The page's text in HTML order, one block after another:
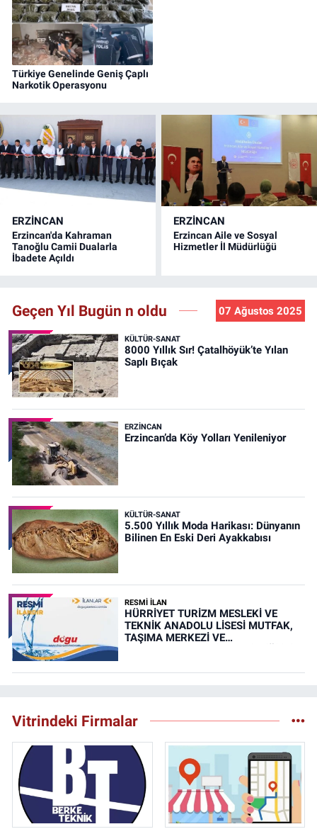
Türkiye Genelinde Geniş Çaplı
Narkotik Operasyonu
ERZINCAN
Erzincan'da Kahraman
Tanoğlu Camii Dualarla
İbadete Açıldı
ERZINCAN
Erzincan Aile ve Sosyal
Hizmetler İl Müdürlüğü
Geçen Yıl Bugün n oldu 07 Ağustos 2025
KÜLTÜR-SANAT
8000 Yıllık Sır! Çatalhöyük’te Yılan
Saplı Bıçak
ERZINCAN
Erzincan’da Köy Yolları Yenileniyor
KÜLTÜR-SANAT
5.500 Yıllık Moda Harikası: Dünyanın
Bilinen En Eski Deri Ayakkabısı
RESMİ İLAN
HÜRRİYET TURİZM MESLEKİ VE
TEKNİK ANADOLU LİSESİ MUTFAK,
TAŞIMA MERKEZİ VE
Vitrindeki Firmalar